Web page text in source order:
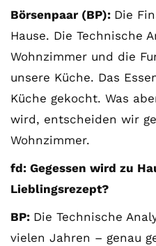
Börsenpaar (BP): Die
Hause. Die Technische
Wohnzimmer und die
unsere Küche. Das
Küche gekocht. Was
wird, entscheiden wir
Wohnzimmer.
fd: Gegessen wird zu
Lieblingsrezept?
BP: Die Technische
vielen Jahren – genau